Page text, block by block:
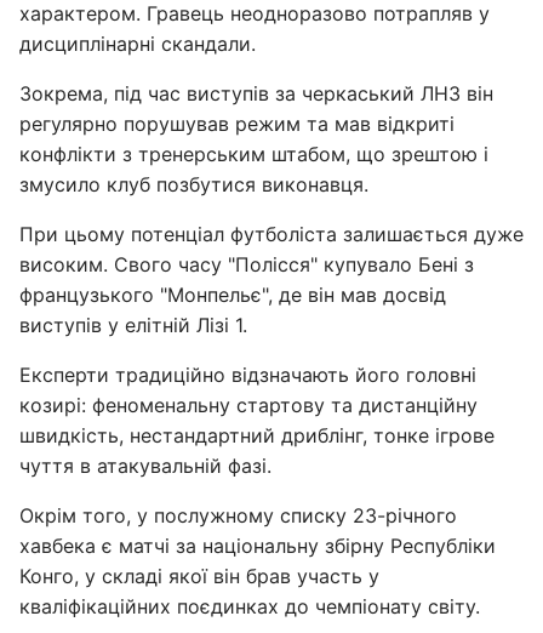
характером. Гравець неодноразово потрапляв у
дисциплінарні скандали.
Зокрема, під час виступів за черкаський ЛНЗ він
регулярно порушував режим та мав відкриті
конфлікти з тренерським штабом, що зрештою і
змусило клуб позбутися виконавця.
При цьому потенціал футболіста залишається дуже
високим. Свого часу "Полісся" купувало Бені з
французького "Монпельє", де він мав досвід
виступів у елітній Лізі 1.
Експерти традиційно відзначають його головні
козирі: феноменальну стартову та дистанційну
швидкість, нестандартний дриблінг, тонке ігрове
чуття в атакувальній фазі.
Окрім того, у послужному списку 23-річного
хавбека є матчі за національну збірну Республіки
Конго, у складі якої він брав участь у
кваліфікаційних поєдинках до чемпіонату світу.